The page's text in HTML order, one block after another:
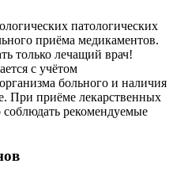
патологических
приёма медикаментов.
только лечащий врач!
с учётом
больного и наличия
При приёме лекарственных
соблюдать рекомендуемые